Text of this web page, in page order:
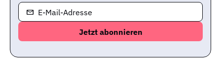
E-Mail-Adresse